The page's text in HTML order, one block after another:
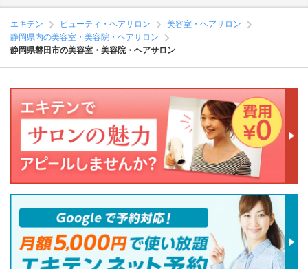
エキテン ビューティ・ヘアサロン
美容室・ヘアサロン
静岡県内の美容室・美容院・ヘアサロン
静岡県磐田市の美容室・美容院・ヘアサロン